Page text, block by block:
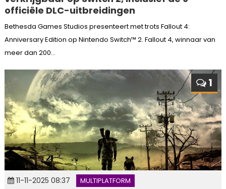
officiële DLC-uitbreidingen
Bethesda Games Studios presenteert met trots Fallout 4:
Anniversary Edition op Nintendo Switch™ 2. Fallout 4, winnaar van
meer dan 200...
1
11-11-2025 08:37 MULTIPLATFORM